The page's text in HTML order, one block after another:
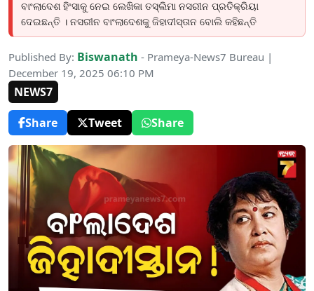
ବାଂଲାଦେଶ ହିଂସାକୁ ନେଇ ଲେଖିକା ତସ୍ଲିମା ନସରୀନ ପ୍ରତିକ୍ରିୟା
ଦେଇଛନ୍ତି । ନସରୀନ ବାଂଲାଦେଶକୁ ଜିହାଦୀସ୍ତାନ ବୋଲି କହିଛନ୍ତି
Published By: Biswanath - Prameya-News7 Bureau |
December 19, 2025 06:10 PM
NEWS7
Share
Tweet Share